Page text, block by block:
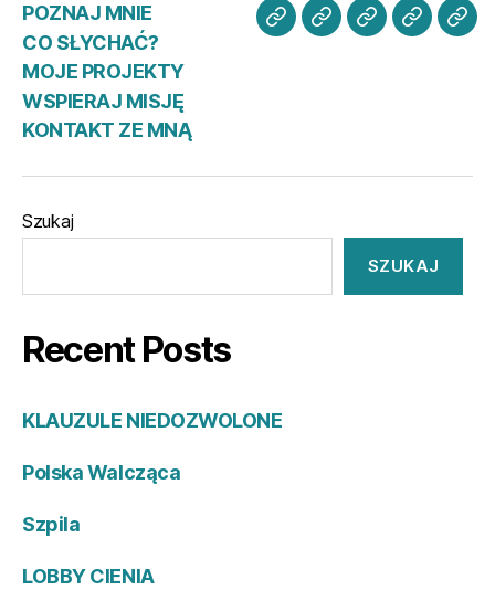
POZNAJ MNIE
CO SŁYCHAĆ?
MOJE PROJEKTY
WSPIERAJ MISJĘ
KONTAKT ZE MNĄ
POZNAJ
CO
MOJE
Szukaj
SZUKAJ
Recent Posts
KLAUZULE NIEDOZWOLONE
Polska Walcząca
Szpila
LOBBY CIENIA